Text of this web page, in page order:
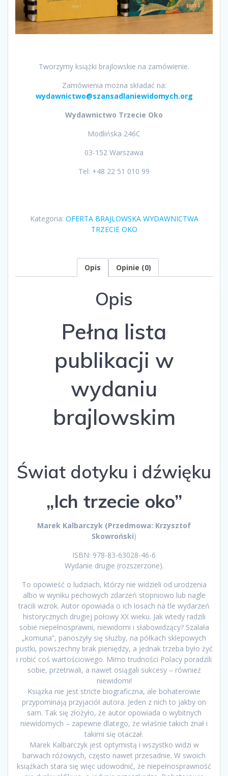
Tworzymy książki brajlowskie na zamówienie.
Zamówienia można składać na:
wydawnictwo@szansadlaniewidomych.org
Wydawnictwo Trzecie Oko
Modlińska 246C
03-152 Warszawa
Tel: +48 22 51 010 99
Kategoria: OFERTA BRAJLOWSKA WYDAWNICTWA
TRZECIE OKO
Opis Opinie (0)
Opis
Pełna lista
publikacji w
wydaniu
brajlowskim
Świat dotyku i dźwięku
„Ich trzecie oko”
Marek Kalbarczyk (Przedmowa: Krzysztof
Skowroński)
ISBN: 978-83-63028-46-6
Wydanie drugie (rozszerzone).
To opowieść o ludziach, którzy nie widzieli od urodzenia
albo w wyniku pechowych zdarzeń stopniowo lub nagle
tracili wzrok. Autor opowiada o ich losach na tle wydarzeń
historycznych drugiej połowy XX wieku. Jak wtedy radzili
sobie niepełnosprawni, niewidomi i słabowidzący? Szalała
„komuna”, panoszyły się służby, na półkach sklepowych
pustki, powszechny brak pieniędzy, a jednak trzeba było żyć
i robić coś wartościowego. Mimo trudności Polacy poradzili
sobie, przetrwali, a nawet osiągali sukcesy – również
niewidomi!
Książka nie jest stricte biograficzna, ale bohaterowie
przypominają przyjaciół autora. Jeden z nich to jakby on
sam. Tak się złożyło, że autor opowiada o wybitnych
niewidomych – zapewne dlatego, że właśnie takich znał i
takimi się otaczał.
Marek Kalbarczyk jest optymistą i wszystko widzi w
barwach różowych, często nawet przesadnie. W swoich
książkach stara się więc udowodnić, że niepełnosprawność